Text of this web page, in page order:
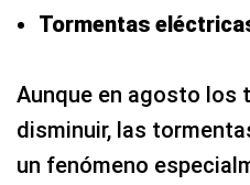
Tormentas
Aunque en agosto los
disminuir, las
un fenómeno